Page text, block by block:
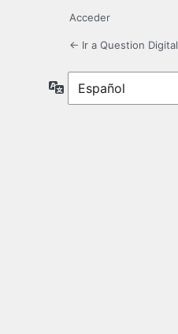
Acceder
← Ir a Question Digital
Idioma